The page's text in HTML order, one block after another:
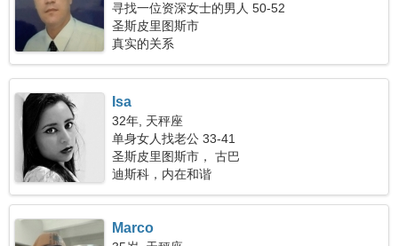
寻找一位资深女士的男人 50-52
圣斯皮里图斯市
真实的关系
Isa
32年, 天秤座
单身女人找老公 33-41
圣斯皮里图斯市， 古巴
迪斯科，内在和谐
Marco